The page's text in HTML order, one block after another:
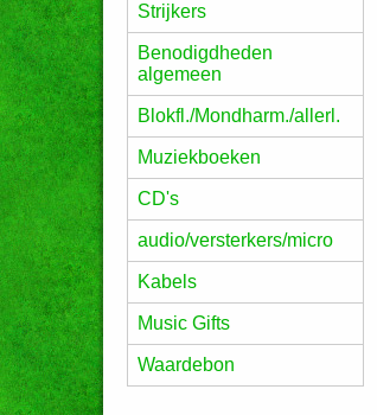
Strijkers
Benodigdheden
algemeen
Blokfl./Mondharm./allerl.
Muziekboeken
CD's
audio/versterkers/micro
Kabels
Music Gifts
Waardebon